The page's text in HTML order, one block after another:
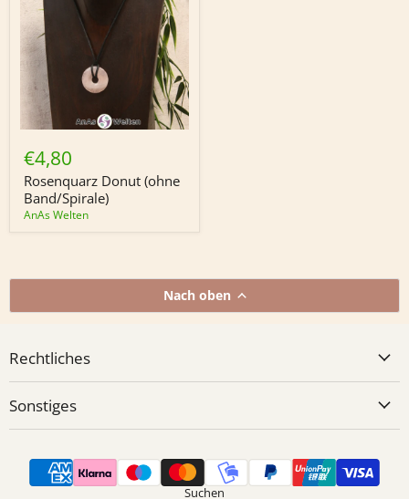
Rosenquarz
Donut
(ohne
Band/Spirale)
€4,80
Rosenquarz Donut (ohne
Band/Spirale)
AnAs Welten
Nach oben
Rechtliches
Sonstiges
Suchen